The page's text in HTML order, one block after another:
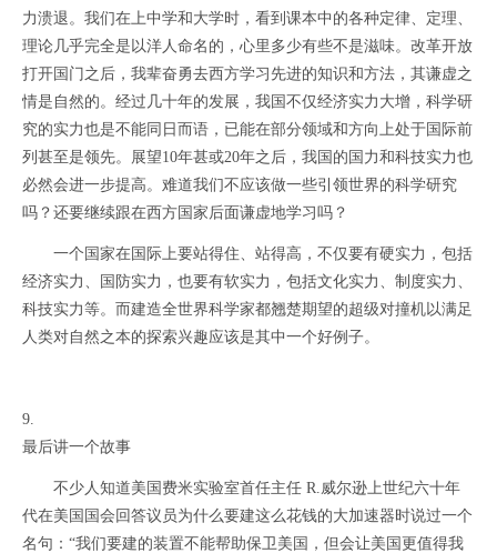
力溃退。我们在上中学和大学时，看到课本中的各种定律、定理、
理论几乎完全是以洋人命名的，心里多少有些不是滋味。改革开放
打开国门之后，我辈奋勇去西方学习先进的知识和方法，其谦虚之
情是自然的。经过几十年的发展，我国不仅经济实力大增，科学研
究的实力也是不能同日而语，已能在部分领域和方向上处于国际前
列甚至是领先。展望10年甚或20年之后，我国的国力和科技实力也
必然会进一步提高。难道我们不应该做一些引领世界的科学研究
吗？还要继续跟在西方国家后面谦虚地学习吗？
一个国家在国际上要站得住、站得高，不仅要有硬实力，包括
经济实力、国防实力，也要有软实力，包括文化实力、制度实力、
科技实力等。而建造全世界科学家都翘楚期望的超级对撞机以满足
人类对自然之本的探索兴趣应该是其中一个好例子。
9.
最后讲一个故事
不少人知道美国费米实验室首任主任 R.威尔逊上世纪六十年
代在美国国会回答议员为什么要建这么花钱的大加速器时说过一个
名句：“我们要建的装置不能帮助保卫美国，但会让美国更值得我